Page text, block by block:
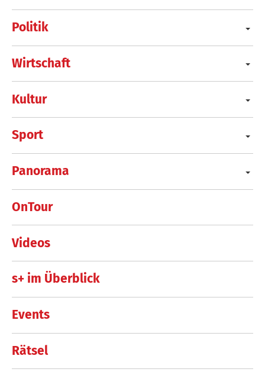
Politik
Wirtschaft
Kultur
Sport
Panorama
OnTour
Videos
s+ im Überblick
Events
Rätsel